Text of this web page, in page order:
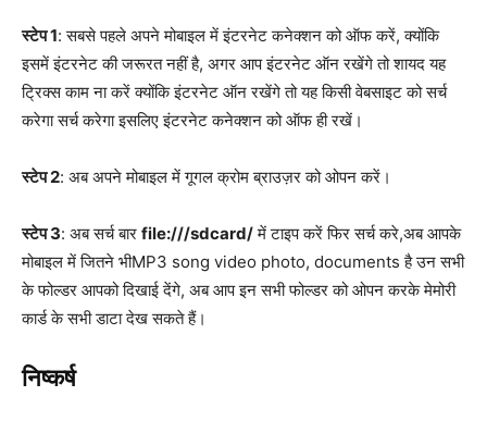
स्टेप 1: सबसे पहले अपने मोबाइल में इंटरनेट कनेक्शन को ऑफ करें, क्योंकि
इसमें इंटरनेट की जरूरत नहीं है, अगर आप इंटरनेट ऑन रखेंगे तो शायद यह
ट्रिक्स काम ना करें क्योंकि इंटरनेट ऑन रखेंगे तो यह किसी वेबसाइट को सर्च
करेगा सर्च करेगा इसलिए इंटरनेट कनेक्शन को ऑफ ही रखें।
स्टेप 2: अब अपने मोबाइल में गूगल क्रोम ब्राउज़र को ओपन करें।
स्टेप 3: अब सर्च बार file:///sdcard/में टाइप करें फिर सर्च करे,अब आपके
मोबाइल में जितने भीMP3 song video photo, documents है उन सभी
के फोल्डर आपको दिखाई देंगे, अब आप इन सभी फोल्डर को ओपन करके मेमोरी
कार्ड के सभी डाटा देख सकते हैं।
निष्कर्ष